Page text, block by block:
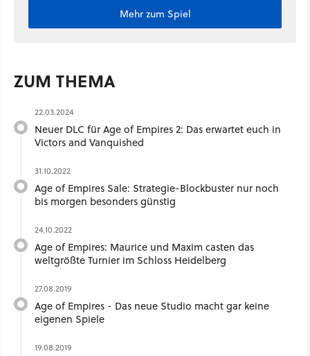
Mehr zum Spiel
ZUM THEMA
22.03.2024
Neuer DLC für Age of Empires 2: Das erwartet euch in
Victors and Vanquished
31.10.2022
Age of Empires Sale: Strategie-Blockbuster nur noch
bis morgen besonders günstig
24.10.2022
Age of Empires: Maurice und Maxim casten das
weltgrößte Turnier im Schloss Heidelberg
27.08.2019
Age of Empires - Das neue Studio macht gar keine
eigenen Spiele
19.08.2019